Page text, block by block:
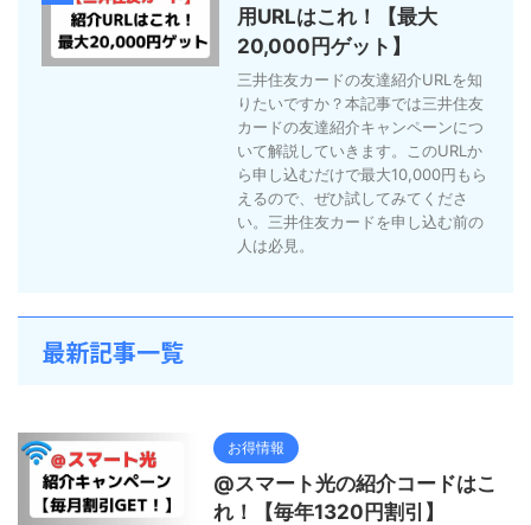
用URLはこれ！【最大
20,000円ゲット】
三井住友カードの友達紹介URLを知
りたいですか？本記事では三井住友
カードの友達紹介キャンペーンにつ
いて解説していきます。このURLか
ら申し込むだけで最大10,000円もら
えるので、ぜひ試してみてくださ
い。三井住友カードを申し込む前の
人は必見。
最新記事一覧
お得情報
@スマート光の紹介コードはこ
れ！【毎年1320円割引】